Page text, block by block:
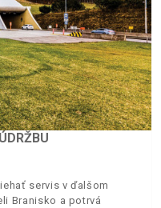
servis v ďalšom
Branisko a potrvá